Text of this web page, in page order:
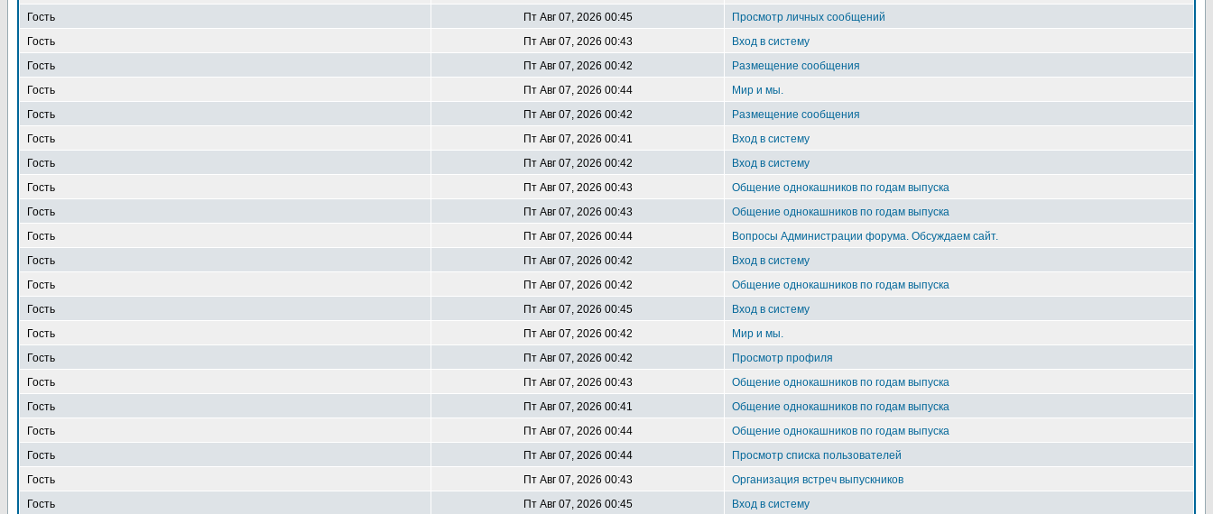
Гость
Пт Авг 07, 2026 00:45
Просмотр личных сообщений
Гость
Пт Авг 07, 2026 00:43
Вход в систему
Гость
Пт Авг 07, 2026 00:42
Размещение сообщения
Гость
Пт Авг 07, 2026 00:44
Мир и мы.
Гость
Пт Авг 07, 2026 00:42
Размещение сообщения
Гость
Пт Авг 07, 2026 00:41
Вход в систему
Гость
Пт Авг 07, 2026 00:42
Вход в систему
Гость
Пт Авг 07, 2026 00:43
Общение однокашников по годам выпуска
Гость
Пт Авг 07, 2026 00:43
Общение однокашников по годам выпуска
Гость
Пт Авг 07, 2026 00:44
Вопросы Администрации форума. Обсуждаем сайт.
Гость
Пт Авг 07, 2026 00:42
Вход в систему
Гость
Пт Авг 07, 2026 00:42
Общение однокашников по годам выпуска
Гость
Пт Авг 07, 2026 00:45
Вход в систему
Гость
Пт Авг 07, 2026 00:42
Мир и мы.
Гость
Пт Авг 07, 2026 00:42
Просмотр профиля
Гость
Пт Авг 07, 2026 00:43
Общение однокашников по годам выпуска
Гость
Пт Авг 07, 2026 00:41
Общение однокашников по годам выпуска
Гость
Пт Авг 07, 2026 00:44
Общение однокашников по годам выпуска
Гость
Пт Авг 07, 2026 00:44
Просмотр списка пользователей
Гость
Пт Авг 07, 2026 00:43
Организация встреч выпускников
Гость
Пт Авг 07, 2026 00:45
Вход в систему